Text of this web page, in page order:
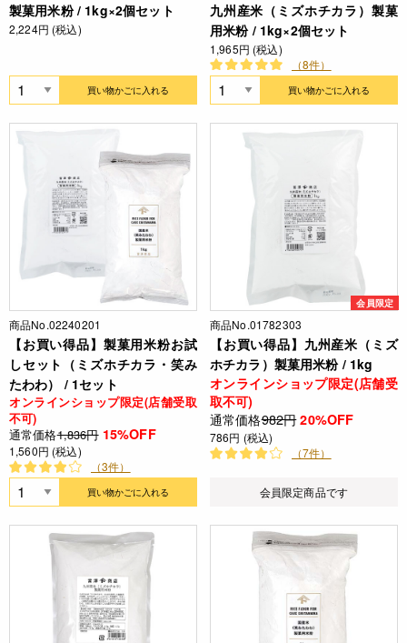
製菓用米粉 / 1kg×2個セット
2,224円 (税込)
買い物かごに入れる
九州産米（ミズホチカラ）製菓
用米粉 / 1kg×2個セット
1,965円 (税込)
（8件）
買い物かごに入れる
商品No.02240201
【お買い得品】製菓用米粉お試
しセット（ミズホチカラ・笑み
たわわ） / 1セット
オンラインショップ限定(店舗受取
不可)
通常価格1,836円 15%OFF
1,560円 (税込)
（3件）
買い物かごに入れる
会員限定
商品No.01782303
【お買い得品】九州産米（ミズ
ホチカラ）製菓用米粉 / 1kg
オンラインショップ限定(店舗受
取不可)
通常価格982円 20%OFF
786円 (税込)
（7件）
会員限定商品です